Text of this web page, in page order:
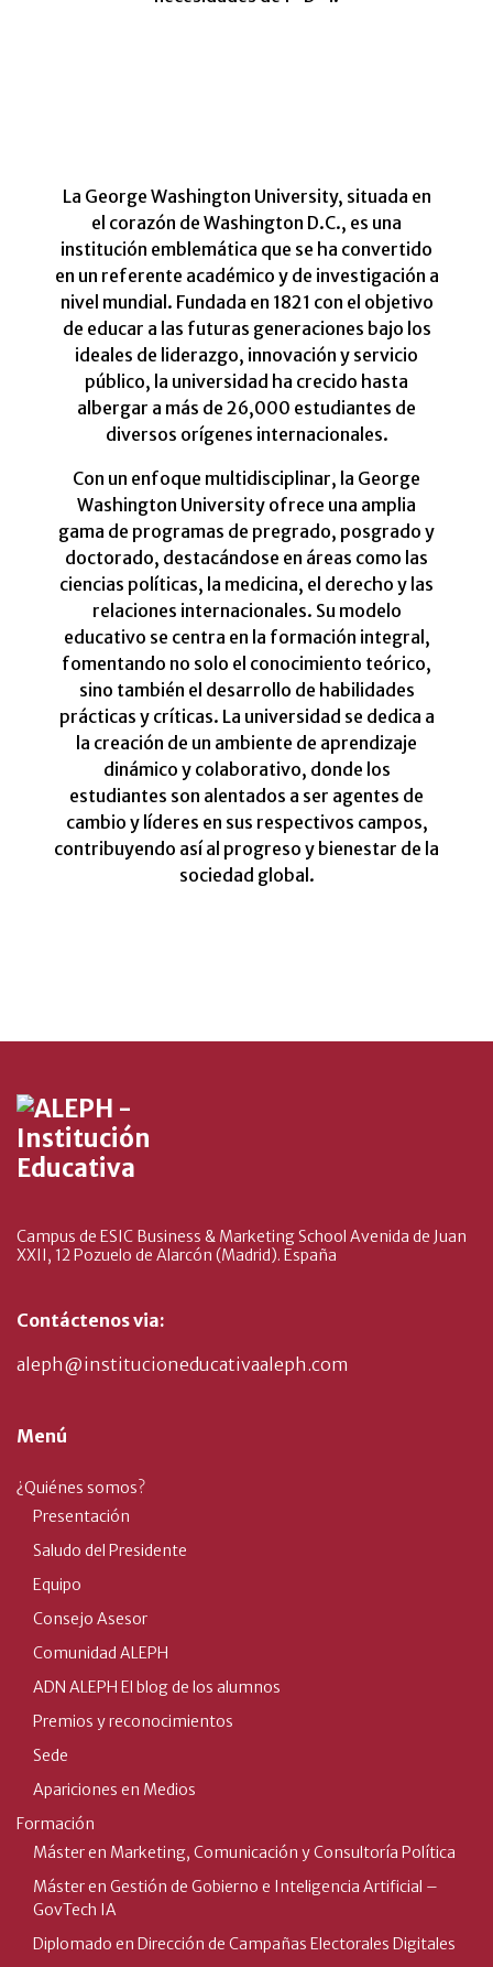
La George Washington University, situada en
el corazón de Washington D.C., es una
institución emblemática que se ha convertido
en un referente académico y de investigación a
nivel mundial. Fundada en 1821 con el objetivo
de educar a las futuras generaciones bajo los
ideales de liderazgo, innovación y servicio
público, la universidad ha crecido hasta
albergar a más de 26,000 estudiantes de
diversos orígenes internacionales.
Con un enfoque multidisciplinar, la George
Washington University ofrece una amplia
gama de programas de pregrado, posgrado y
doctorado, destacándose en áreas como las
ciencias políticas, la medicina, el derecho y las
relaciones internacionales. Su modelo
educativo se centra en la formación integral,
fomentando no solo el conocimiento teórico,
sino también el desarrollo de habilidades
prácticas y críticas. La universidad se dedica a
la creación de un ambiente de aprendizaje
dinámico y colaborativo, donde los
estudiantes son alentados a ser agentes de
cambio y líderes en sus respectivos campos,
contribuyendo así al progreso y bienestar de la
sociedad global.
Campus de ESIC Business & Marketing School Avenida de Juan
XXII, 12 Pozuelo de Alarcón (Madrid). España
Contáctenos via:
aleph@institucioneducativaaleph.com
Menú
¿Quiénes somos?
Presentación
Saludo del Presidente
Equipo
Consejo Asesor
Comunidad ALEPH
ADN ALEPH El blog de los alumnos
Premios y reconocimientos
Sede
Apariciones en Medios
Formación
Máster en Marketing, Comunicación y Consultoría Política
Máster en Gestión de Gobierno e Inteligencia Artificial –
GovTech IA
Diplomado en Dirección de Campañas Electorales Digitales